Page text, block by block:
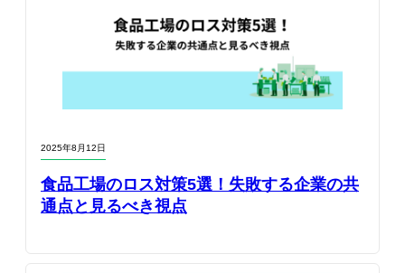
2025年8月12日
食品工場のロス対策5選！失敗する企業の共
通点と見るべき視点